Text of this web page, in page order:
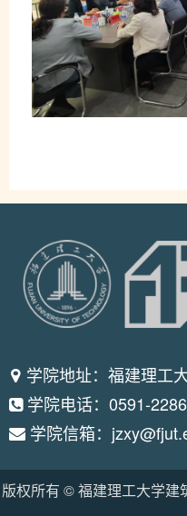
学院地址：福建理工
学院电话：0591-
学院信箱：
版权所有 © 福建理工大学建